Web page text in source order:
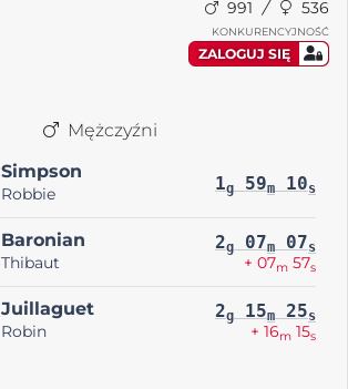
991 536
KONKURENCYJNOŚĆ
ZALOGUJ SIĘ
Mężczyźni
Simpson
Robbie 1g 59m 10s
Baronian
Thibaut
2g 07m 07s
+ 07m 57s
Juillaguet
Robin
2g 15m 25s
+ 16m 15s